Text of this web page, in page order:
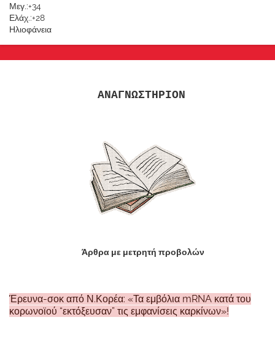
Μεγ.:+34
Ελάχ.:+28
Ηλιοφάνεια
ΑΝΑΓΝΩΣΤΗΡΙΟΝ
Άρθρα με μετρητή προβολών
Έρευνα-σοκ από Ν.Κορέα: «Τα εμβόλια mRNA κατά του
κορωνοϊού “εκτόξευσαν” τις εμφανίσεις καρκίνων»!